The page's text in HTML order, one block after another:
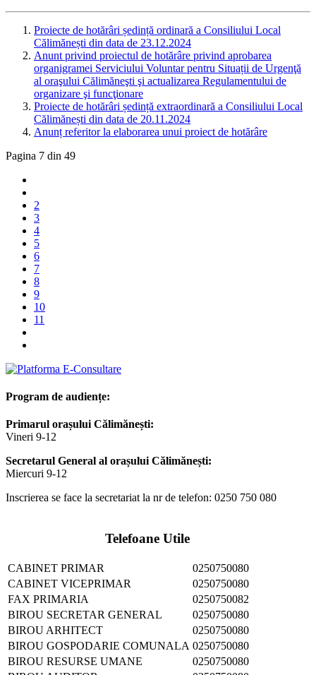
Proiecte de hotărâri ședință ordinară a Consiliului Local
Călimănești din data de 23.12.2024
Anunt privind proiectul de hotărâre privind aprobarea
organigramei Serviciului Voluntar pentru Situații de Urgenţă
al oraşului Călimăneşti şi actualizarea Regulamentului de
organizare şi funcţionare
Proiecte de hotărâri ședință extraordinară a Consiliului Local
Călimănești din data de 20.11.2024
Anunț referitor la elaborarea unui proiect de hotărâre
Pagina 7 din 49
2
3
4
5
6
7
8
9
10
11
Program de audiențe:
Primarul orașului Călimănești:
Vineri 9-12
Secretarul General al orașului Călimănești:
Miercuri 9-12
Inscrierea se face la secretariat la nr de telefon: 0250 750 080
Telefoane Utile
CABINET PRIMAR
0250750080
CABINET VICEPRIMAR
0250750080
FAX PRIMARIA
0250750082
BIROU SECRETAR GENERAL
0250750080
BIROU ARHITECT
0250750080
BIROU GOSPODARIE COMUNALA 0250750080
BIROU RESURSE UMANE
0250750080